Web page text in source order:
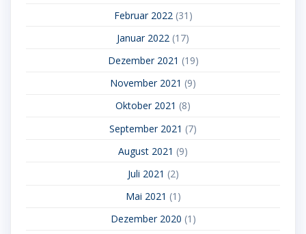
Februar 2022 (31)
Januar 2022 (17)
Dezember 2021 (19)
November 2021 (9)
Oktober 2021 (8)
September 2021 (7)
August 2021 (9)
Juli 2021 (2)
Mai 2021 (1)
Dezember 2020 (1)